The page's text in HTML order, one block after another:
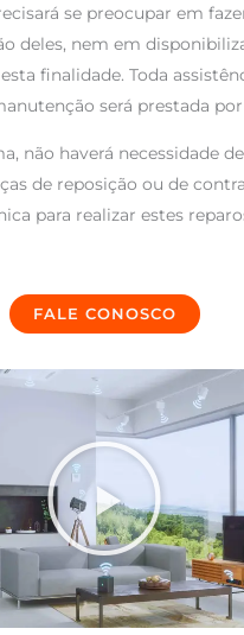
se preocupar em
deles, nem em
finalidade. Toda
será prestada por
não haverá necessidade de
de reposição ou de
para realizar estes
FALE CONOSCO